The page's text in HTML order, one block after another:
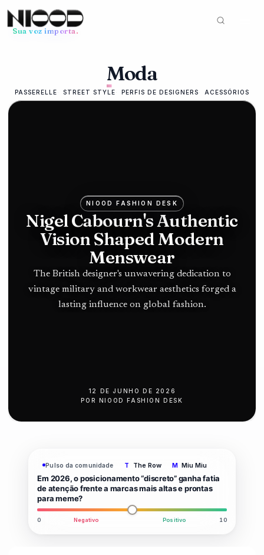
Sua voz importa.
2026
Boss in
luxury
push
Moda
PASSERELLE STREET STYLE PERFIS DE DESIGNERS ACESSÓRIOS
NIOOD FASHION DESK
Nigel Cabourn's Authentic
Vision Shaped Modern
Menswear
The British designer's unwavering dedication to
vintage military and workwear aesthetics forged a
lasting influence on global fashion.
12 DE JUNHO DE 2026
POR NIOOD FASHION DESK
Pulso da comunidade T The Row M Miu Miu
Em 2026, o posicionamento “discreto” ganha fatia
de atenção frente a marcas mais altas e prontas
para meme?
0 Negativo Positivo 10